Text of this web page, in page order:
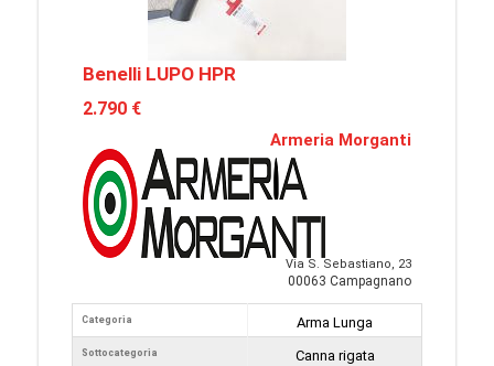
Benelli LUPO HPR
2.790 €
Armeria Morganti
Via S. Sebastiano, 23
00063 Campagnano
Categoria
Sottocategoria
Arma Lunga
Canna rigata